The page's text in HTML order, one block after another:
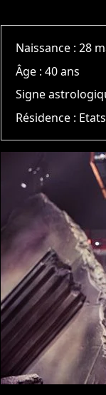
Naissance :28
Âge :40 ans
Signe
Résidence :